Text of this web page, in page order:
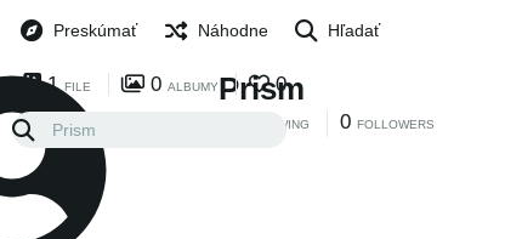
Preskúmať Náhodne Hľadať
Prism
FOLLOWING 0 FOLLOWERS
1 FILE 0 ALBUMY 0